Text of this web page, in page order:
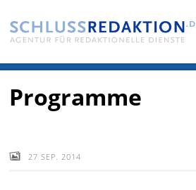
Programme
27 SEP. 2014